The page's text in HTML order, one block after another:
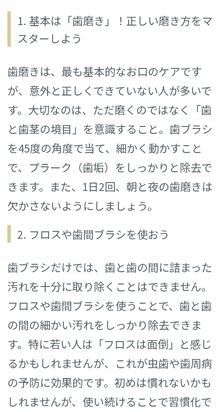
1. 基本は「歯磨き」！正しい磨き方をマ
スターしよう
歯磨きは、最も基本的なお口のケアです
が、意外と正しくできていない人が多いで
す。大切なのは、ただ磨くのではなく「歯
と歯茎の境目」を意識すること。歯ブラシ
を45度の角度で当て、細かく動かすこと
で、プラーク（歯垢）をしっかりと除去で
きます。また、1日2回、朝と夜の歯磨きは
欠かさないようにしましょう。
2. フロスや歯間ブラシを使おう
歯ブラシだけでは、歯と歯の間に詰まった
汚れを十分に取り除くことはできません。
フロスや歯間ブラシを使うことで、歯と歯
の間の細かい汚れをしっかり除去できま
す。特に若い人は「フロスは面倒」と感じ
るかもしれませんが、これが虫歯や歯周病
の予防に効果的です。初めは慣れないかも
しれませんが、使い続けることで習慣化で